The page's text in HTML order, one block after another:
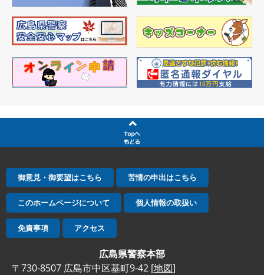
御意見・御要望はこちら 苦情の申出はこちら
このホームページについて 個人情報の取扱い
免責事項 アクセス
広島県警察本部
〒730-8507 広島市中区基町9-42 [地図]